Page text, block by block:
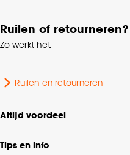
Ruilen of retourneren?
Zo werkt het
Ruilen en retourneren
Altijd voordeel
Tips en info